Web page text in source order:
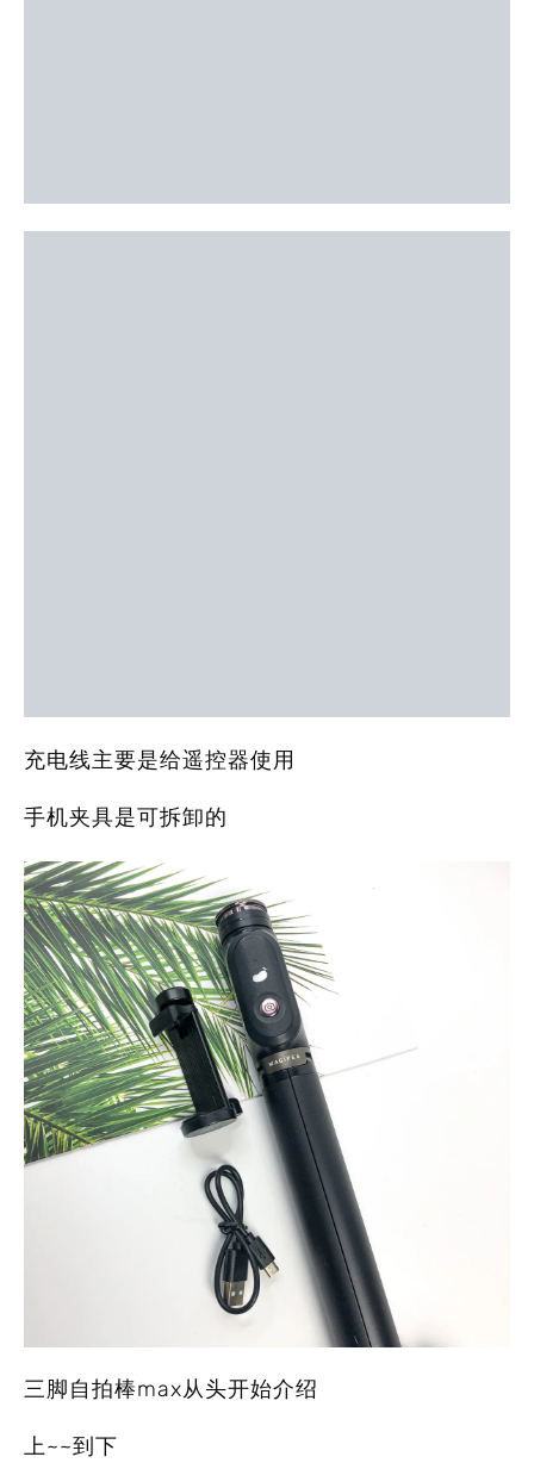
充电线主要是给遥控器使用
手机夹具是可拆卸的
三脚自拍棒max从头开始介绍
上~~到下